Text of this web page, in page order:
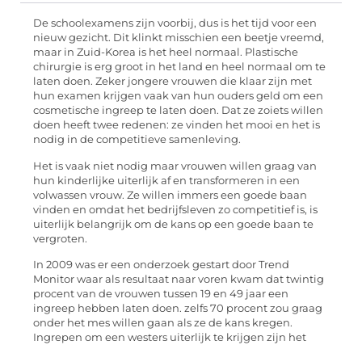
De schoolexamens zijn voorbij, dus is het tijd voor een
nieuw gezicht. Dit klinkt misschien een beetje vreemd,
maar in Zuid-Korea is het heel normaal. Plastische
chirurgie is erg groot in het land en heel normaal om te
laten doen. Zeker jongere vrouwen die klaar zijn met
hun examen krijgen vaak van hun ouders geld om een
cosmetische ingreep te laten doen. Dat ze zoiets willen
doen heeft twee redenen: ze vinden het mooi en het is
nodig in de competitieve samenleving.
Het is vaak niet nodig maar vrouwen willen graag van
hun kinderlijke uiterlijk af en transformeren in een
volwassen vrouw. Ze willen immers een goede baan
vinden en omdat het bedrijfsleven zo competitief is, is
uiterlijk belangrijk om de kans op een goede baan te
vergroten.
In 2009 was er een onderzoek gestart door Trend
Monitor waar als resultaat naar voren kwam dat twintig
procent van de vrouwen tussen 19 en 49 jaar een
ingreep hebben laten doen. zelfs 70 procent zou graag
onder het mes willen gaan als ze de kans kregen.
Ingrepen om een westers uiterlijk te krijgen zijn het